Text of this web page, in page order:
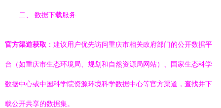
二、 数据下载服务
官方渠道获取 ：建议用户优先访问重庆市相关政府部门的公开数据平
台（如重庆市生态环境局、规划和自然资源局网站）、国家生态科学
数据中心或中国科学院资源环境科学数据中心等官方渠道，查找并下
载公开共享的数据集。